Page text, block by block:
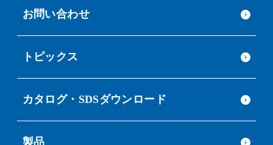
お問い合わせ
トピックス
カタログ・SDSダウンロード
製品